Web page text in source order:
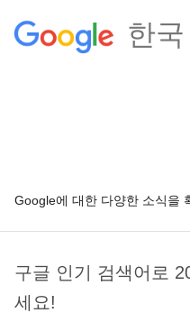
한
Google에 대한 다양한 소식을
구글 인기 검색어로
세요!